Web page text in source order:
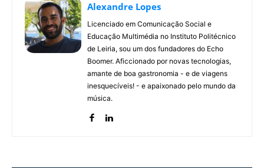
Alexandre Lopes
Licenciado em Comunicação Social e
Educação Multimédia no Instituto Politécnico
de Leiria, sou um dos fundadores do Echo
Boomer. Aficcionado por novas tecnologias,
amante de boa gastronomia - e de viagens
inesquecíveis! - e apaixonado pelo mundo da
música.